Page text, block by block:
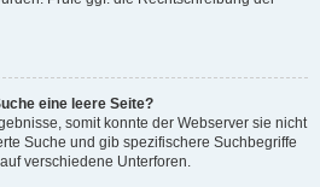
eine leere Seite?
somit konnte der Webserver sie nicht
Suche und gib spezifischere Suchbegriffe
verschiedene Unterforen.